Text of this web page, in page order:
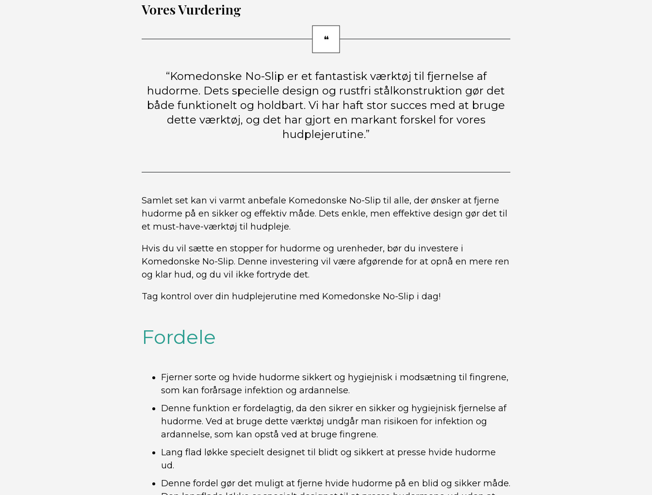
Vores Vurdering
“Komedonske No-Slip er et fantastisk værktøj til fjernelse af
hudorme. Dets specielle design og rustfri stålkonstruktion gør det
både funktionelt og holdbart. Vi har haft stor succes med at bruge
dette værktøj, og det har gjort en markant forskel for vores
hudplejerutine.”
Samlet set kan vi varmt anbefale Komedonske No-Slip til alle, der ønsker at fjerne
hudorme på en sikker og effektiv måde. Dets enkle, men effektive design gør det til
et must-have-værktøj til hudpleje.
Hvis du vil sætte en stopper for hudorme og urenheder, bør du investere i
Komedonske No-Slip. Denne investering vil være afgørende for at opnå en mere ren
og klar hud, og du vil ikke fortryde det.
Tag kontrol over din hudplejerutine med Komedonske No-Slip i dag!
Fordele
Fjerner sorte og hvide hudorme sikkert og hygiejnisk i modsætning til fingrene,
som kan forårsage infektion og ardannelse.
Denne funktion er fordelagtig, da den sikrer en sikker og hygiejnisk fjernelse af
hudorme. Ved at bruge dette værktøj undgår man risikoen for infektion og
ardannelse, som kan opstå ved at bruge fingrene.
Lang flad løkke specielt designet til blidt og sikkert at presse hvide hudorme
ud.
Denne fordel gør det muligt at fjerne hvide hudorme på en blid og sikker måde.